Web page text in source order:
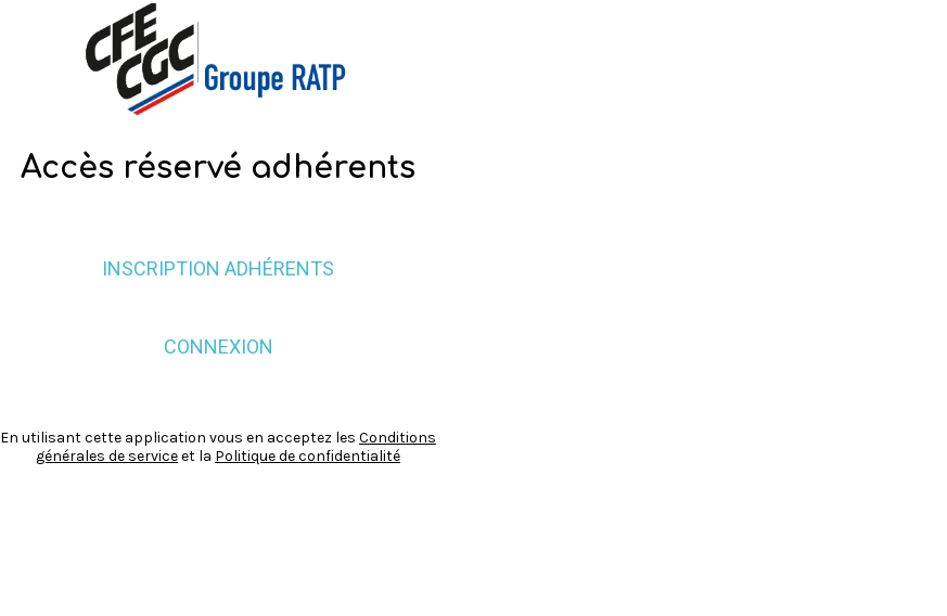
Accès réservé adhérents
INSCRIPTION ADHÉRENTS
CONNEXION
En utilisant cette application vous en acceptez les Conditions
générales de serviceet la Politique de confidentialité